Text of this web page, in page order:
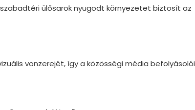
ülősarok nyugodt környezetet biztosít az
vonzerejét, így a közösségi média befolyásolói